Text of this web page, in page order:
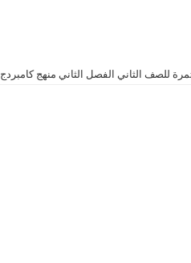
الثاني الفصل الثاني منهج كامبردج 2019-2020